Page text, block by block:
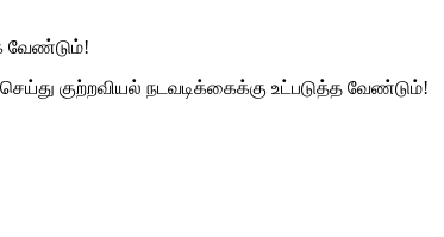
வேண்டும்!
குற்றவியல் நடவடிக்கைக்கு உட்படுத்த வேண்டும்!